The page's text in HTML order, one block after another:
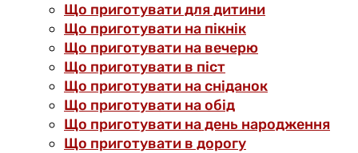
Що приготувати для дитини
Що приготувати на пікнік
Що приготувати на вечерю
Що приготувати в піст
Що приготувати на сніданок
Що приготувати на обід
Що приготувати на день народження
Що приготувати в дорогу